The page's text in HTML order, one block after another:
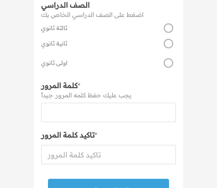
الصف الدراسي
اضغط على الصف الدراسي الخاص بك
ثالثة ثانوي
ثانية ثانوي
اولى ثانوي
كلمة المرور*
يجب عليك حفظ كلمه المرور جيداً
تاكيد كلمة المرور*